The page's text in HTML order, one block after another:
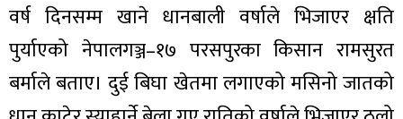
वर्ष दिनसम्म खाने धानबाली वर्षाले भिजाएर क्षति
पुर्याएको नेपालगञ्ज–१७ परसपुरका किसान रामसुरत
बर्माले बताए। दुई बिघा खेतमा लगाएको मसिनो जातको